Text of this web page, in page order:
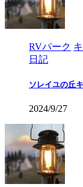
RVパーク
日記
ソレイユの丘
2024/9/27